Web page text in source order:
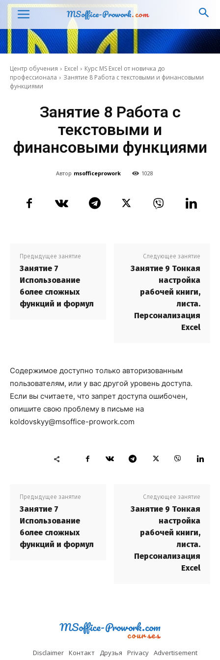
MSoffice-Prowork.com
Центр обучения Excel
Курс MS Excel от новичка до
профессионала
Занятие 8 Работа с текстовыми и финансовыми
функциями
Занятие 8 Работа с
текстовыми и
финансовыми функциями
Автор msofficeprowork 1028
Предыдущее занятие
Занятие 7
Использование
более сложных
функций и формул
Следующее занятие
Занятие 9 Тонкая
настройка
рабочей книги,
листа.
Персонализация
Excel
Содержимое доступно только авторизованным
пользователям, или у вас другой уровень доступа.
Если вы считаете, что запрет доступа ошибочен,
опишите свою проблему в письме на
koldovskyy@msoffice-prowork.com
Предыдущее занятие
Занятие 7
Использование
более сложных
функций и формул
Следующее занятие
Занятие 9 Тонкая
настройка
рабочей книги,
листа.
Персонализация
Excel
MSoffice-Prowork.com
courses
Disclaimer Контакт Друзья Privacy Advertisement